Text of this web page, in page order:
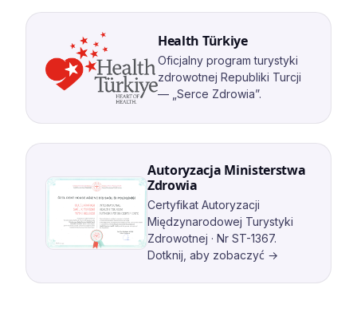
Health Türkiye
Oficjalny program turystyki
zdrowotnej Republiki Turcji
— „Serce Zdrowia”.
Autoryzacja Ministerstwa
Zdrowia
Certyfikat Autoryzacji
Międzynarodowej Turystyki
Zdrowotnej · Nr ST-1367.
Dotknij, aby zobaczyć →